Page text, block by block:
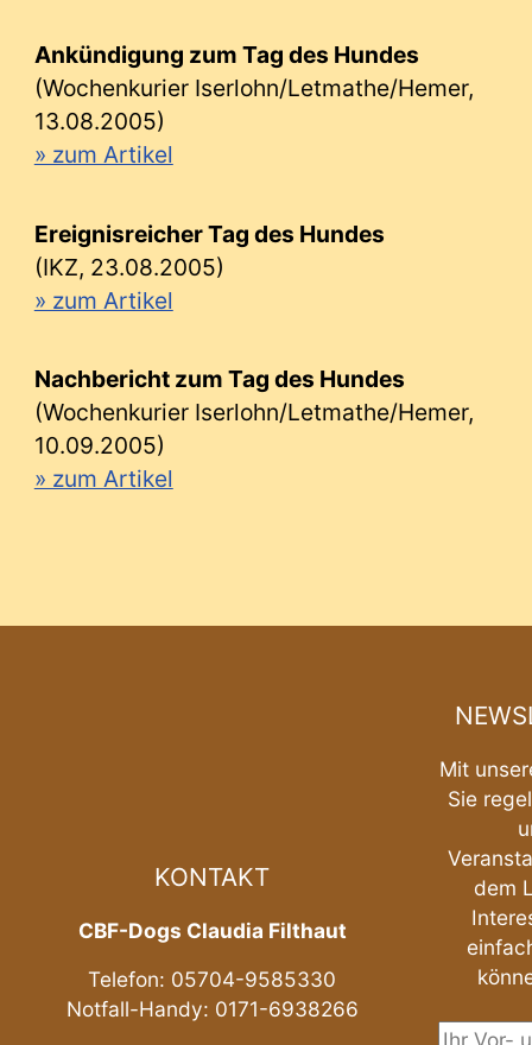
Ankündigung zum Tag des Hundes
(Wochenkurier Iserlohn/Letmathe/Hemer,
13.08.2005)
» zum Artikel
Ereignisreicher Tag des Hundes
(IKZ, 23.08.2005)
» zum Artikel
Nachbericht zum Tag des Hundes
(Wochenkurier Iserlohn/Letmathe/Hemer,
10.09.2005)
» zum Artikel
KONTAKT
CBF-Dogs Claudia Filthaut
Telefon: 05704-9585330
Notfall-Handy: 0171-6938266
Mit
Sie
dem